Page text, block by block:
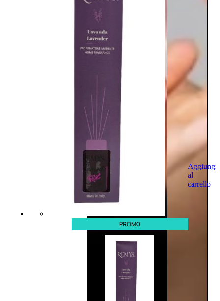
Aggiungi
al
carrello
PROMO